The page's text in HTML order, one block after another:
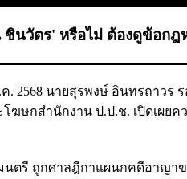
นวัตร' หรือไม่ ต้องดูข้อกฎ
ค. 2568 นายสุรพงษ์ อินทรถาวร
ฆษกสำนักงาน ป.ป.ช. เปิดเผย
รี ถูกศาลฎีกาแผนกคดีอาญาข